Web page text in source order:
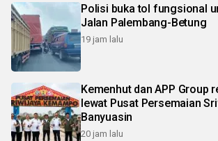
Polisi buka tol fungsional
Jalan Palembang-Betung
19 jam lalu
Kemenhut dan APP Group
lewat Pusat Persemaian
Banyuasin
20 jam lalu